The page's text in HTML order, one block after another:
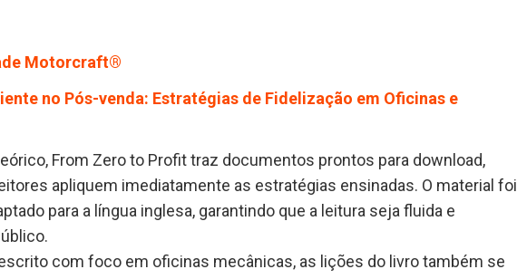
Motorcraft®
no Pós-venda: Estratégias de Fidelização em Oficinas e
From Zero to Profit traz documentos prontos para download,
apliquem imediatamente as estratégias ensinadas. O material foi
para a língua inglesa, garantindo que a leitura seja fluida e
com foco em oficinas mecânicas, as lições do livro também se